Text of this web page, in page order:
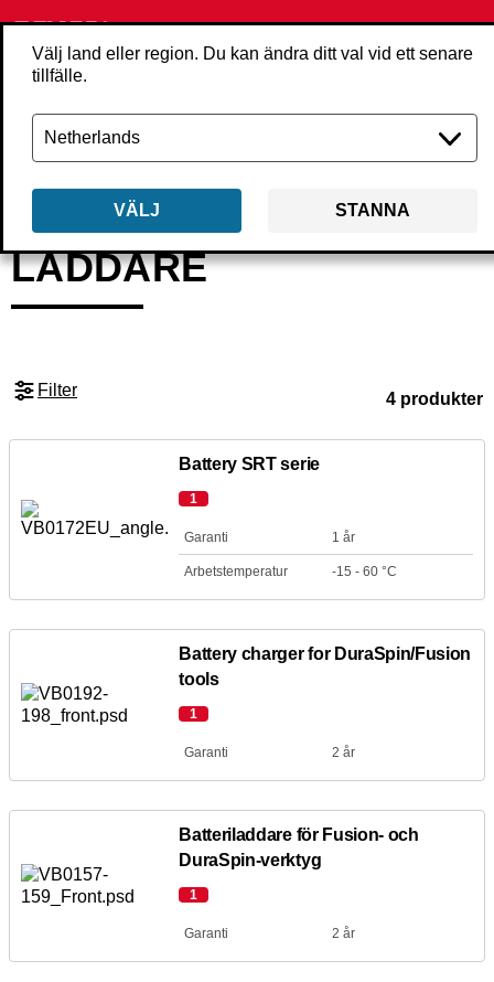
Välj land eller region. Du kan ändra ditt val vid ett senare
tillfälle.
VÄLJ STANNA
Tillbaka Produkter Tillbehör
LADDARE
Filter 4 produkter
Battery SRT serie
1
Garanti 1 år
Arbetstemperatur -15 - 60 °C
Battery charger for DuraSpin/Fusion
tools
1
Garanti 2 år
Batteriladdare för Fusion- och
DuraSpin-verktyg
1
Garanti 2 år